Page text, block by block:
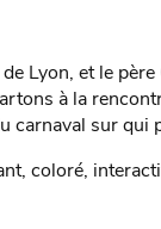
Lyon, et le
à la
carnaval sur qui
coloré,